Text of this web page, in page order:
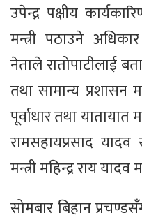
उपेन्द्र पक्षीय
मन्त्री पठाउने
नेताले रातोपाटीलाई
तथा सामान्य प्रशासन
पूर्वाधार तथा यातायात
रामसहायप्रसाद
मन्त्री महिन्द्र राय
सोमबार बिहान